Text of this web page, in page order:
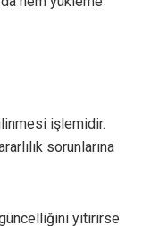
işlemidir.
sorunlarına
güncelliğini yitirirse